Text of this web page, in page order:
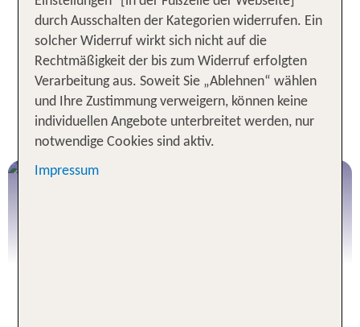
Selbstfahrer-Rundreisen– inkl. vorgebuchten
Hotels, Routenempfehlungen und voller Freiheit
unterwegs. Egal, wofür du dich entscheidest: Bei
TUI beginnt deine Entdeckungsreise ganz
entspannt – schon bei der Buchung.
TUI Rundreise buchen
durch Ausschalten der Kategorien widerrufen. Ein
solcher Widerruf wirkt sich nicht auf die
Rechtmäßigkeit der bis zum Widerruf erfolgten
Verarbeitung aus. Soweit Sie „Ablehnen“ wählen
und Ihre Zustimmung verweigern, können keine
individuellen Angebote unterbreitet werden, nur
notwendige Cookies sind aktiv.
Impressum